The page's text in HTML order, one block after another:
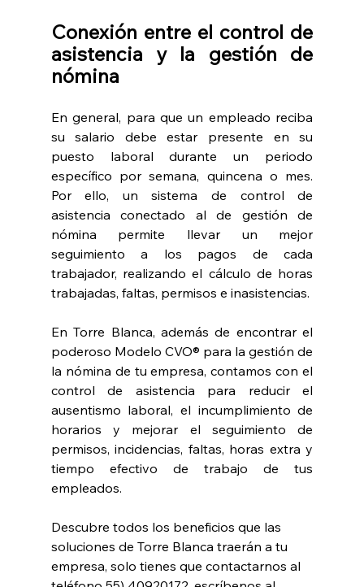
Conexión entre el control de
asistencia y la gestión de
nómina
En general, para que un empleado reciba
su salario debe estar presente en su
puesto laboral durante un periodo
específico por semana, quincena o mes.
Por ello, un sistema de control de
asistencia conectado al de gestión de
nómina permite llevar un mejor
seguimiento a los pagos de cada
trabajador, realizando el cálculo de horas
trabajadas, faltas, permisos e inasistencias.
En Torre Blanca, además de encontrar el
poderoso Modelo CVO® para la gestión de
la nómina de tu empresa, contamos con el
control de asistencia para reducir el
ausentismo laboral, el incumplimiento de
horarios y mejorar el seguimiento de
permisos, incidencias, faltas, horas extra y
tiempo efectivo de trabajo de tus
empleados.
Descubre todos los beneficios que las
soluciones de Torre Blanca traerán a tu
empresa, solo tienes que contactarnos al